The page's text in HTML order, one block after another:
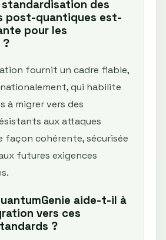
standardisation des
post-quantiques est-
pour les
?
fournit un cadre fiable,
qui habilite
à migrer vers des
aux attaques
façon cohérente, sécurisée
futures exigences
aide-t-il à
vers ces
?